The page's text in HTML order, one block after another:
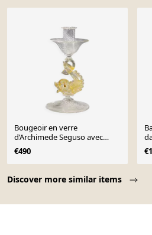
Discover more similar items
Bougeoir en verre
d’Archimede Seguso avec
dauphin, vers les années 1960
€490